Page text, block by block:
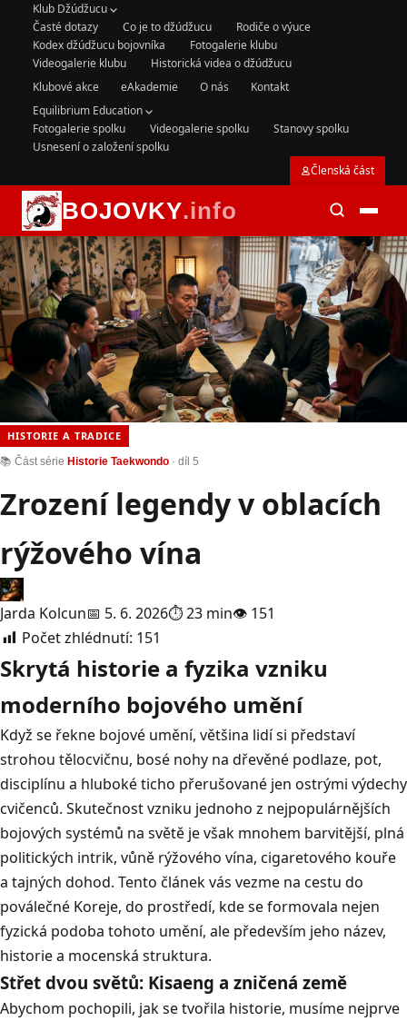
Klub Džúdžucu
Časté dotazy
Co je to džúdžucu
Rodiče o výuce
Kodex džúdžucu bojovníka
Fotogalerie klubu
Videogalerie klubu
Historická videa o džúdžucu
Klubové akce
eAkademie O nás
Kontakt
Equilibrium Education
Fotogalerie spolku
Videogalerie spolku
Stanovy spolku
Usnesení o založení spolku
Členská část
BOJOVKY.info
HISTORIE A TRADICE
📚 Část série Historie Taekwondo · díl 5
Zrození legendy v oblacích
rýžového vína
Jarda Kolcun📅 5. 6. 2026⏱ 23 min👁 151
Počet zhlédnutí: 151
Skrytá historie a fyzika vzniku
moderního bojového umění
Když se řekne bojové umění, většina lidí si představí
strohou tělocvičnu, bosé nohy na dřevěné podlaze, pot,
disciplínu a hluboké ticho přerušované jen ostrými výdechy
cvičenců. Skutečnost vzniku jednoho z nejpopulárnějších
bojových systémů na světě je však mnohem barvitější, plná
politických intrik, vůně rýžového vína, cigaretového kouře
a tajných dohod. Tento článek vás vezme na cestu do
poválečné Koreje, do prostředí, kde se formovala nejen
fyzická podoba tohoto umění, ale především jeho název,
historie a mocenská struktura.
Střet dvou světů: Kisaeng a zničená země
Abychom pochopili, jak se tvořila historie, musíme nejprve